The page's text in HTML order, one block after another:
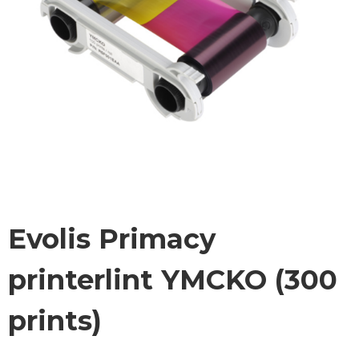
Evolis Primacy
printerlint YMCKO (300
prints)